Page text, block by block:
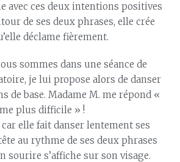
avec ces deux intentions positives
de ses deux phrases, elle crée
déclame fièrement.
sommes dans une séance de
je lui propose alors de danser
de base. Madame M. me répond «
plus difficile » !
elle fait danser lentement ses
au rythme de ses deux phrases
sourire s’affiche sur son visage.